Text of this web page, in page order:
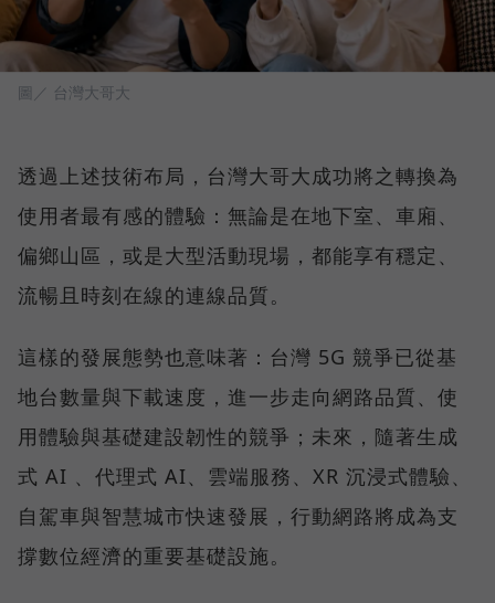
圖／ 台灣大哥大
透過上述技術布局，台灣大哥大成功將之轉換為
使用者最有感的體驗：無論是在地下室、車廂、
偏鄉山區，或是大型活動現場，都能享有穩定、
流暢且時刻在線的連線品質。
這樣的發展態勢也意味著：台灣 5G 競爭已從基
地台數量與下載速度，進一步走向網路品質、使
用體驗與基礎建設韌性的競爭；未來，隨著生成
式 AI 、代理式 AI、雲端服務、XR 沉浸式體驗、
自駕車與智慧城市快速發展，行動網路將成為支
撐數位經濟的重要基礎設施。